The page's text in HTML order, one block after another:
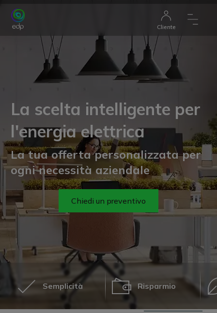
Cliente
La scelta intelligente per
l'energia elettrica
La tua offerta personalizzata per
ogni necessità aziendale
Chiedi un preventivo
Semplicità Risparmio